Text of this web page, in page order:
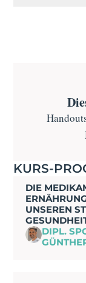
KURS-
DIE
UNSEREN
DIPL.